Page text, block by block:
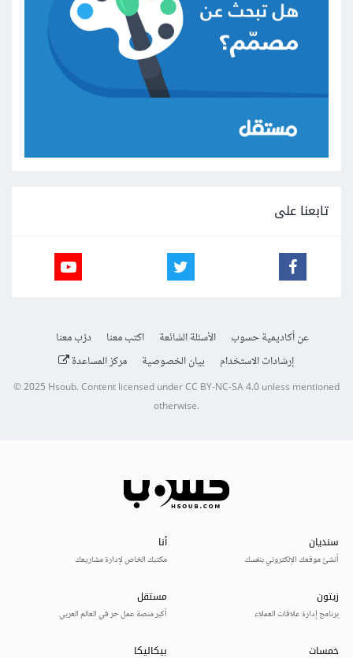
تابعنا على
عن أكاديمية حسوب الأسئلة الشائعة اكتب معنا
درّب معنا
إرشادات الاستخدام
بيان الخصوصية مركز المساعدة
© 2025Hsoub.Content licensed underCC BY-NC-SA 4.0unless mentioned
otherwise.